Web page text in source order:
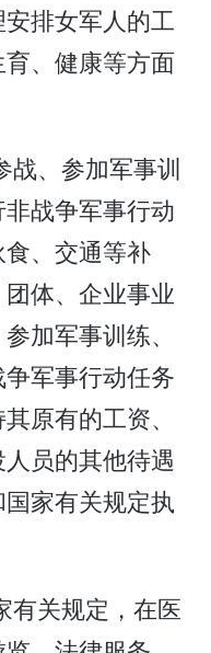
排女军人的工
、健康等方面
战、参加军事训
战争军事行动
、交通等补
体、企业事业
加军事训练、
军事行动任务
原有的工资、
员的其他待遇
家有关规定执
有关规定，在医